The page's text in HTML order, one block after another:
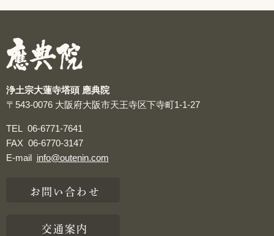
浄土宗大蓮寺塔頭 應典院
〒543-0076 大阪府大阪市天王寺区下寺町1-1-27
TEL 06-6771-7641
FAX 06-6770-3147
E-mail info@outenin.com
お問い合わせ
交通案内